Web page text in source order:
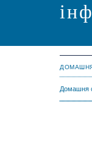
Домашня